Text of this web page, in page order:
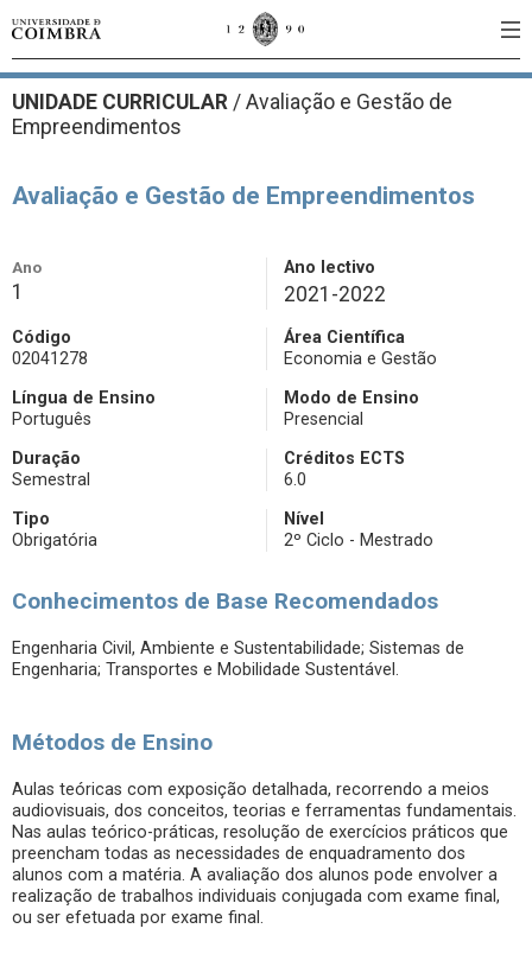
UNIDADE CURRICULAR / Avaliação e Gestão de
Empreendimentos
Avaliação e Gestão de Empreendimentos
Ano
1
Ano lectivo
2021-2022
Código
02041278
Área Científica
Economia e Gestão
Língua de Ensino
Português
Modo de Ensino
Presencial
Duração
Semestral
Créditos ECTS
6.0
Tipo
Obrigatória
Nível
2º Ciclo - Mestrado
Conhecimentos de Base Recomendados
Engenharia Civil, Ambiente e Sustentabilidade; Sistemas de
Engenharia; Transportes e Mobilidade Sustentável.
Métodos de Ensino
Aulas teóricas com exposição detalhada, recorrendo a meios
audiovisuais, dos conceitos, teorias e ferramentas fundamentais.
Nas aulas teórico-práticas, resolução de exercícios práticos que
preencham todas as necessidades de enquadramento dos
alunos com a matéria. A avaliação dos alunos pode envolver a
realização de trabalhos individuais conjugada com exame final,
ou ser efetuada por exame final.